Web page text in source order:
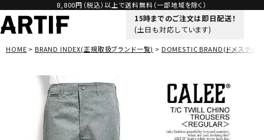
8,800円（税込）以上で送料無料（一部地域を除く）
15時までのご注文は即日配送！
(土日も対応しています)
HOME BRAND INDEX(正規取扱ブランド一覧) DOMESTIC BRAND(ドメスティッ